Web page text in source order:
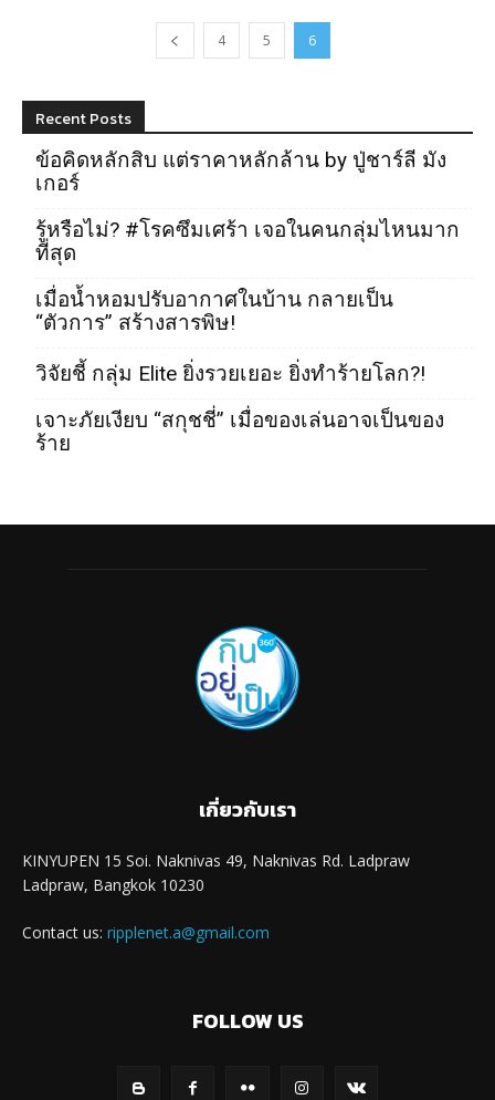
4 5 6
Recent Posts
ข้อคิดหลักสิบ แต่ราคาหลักล้าน by ปู่ชาร์ลี มัง
เกอร์
รู้หรือไม่? #โรคซึมเศร้า เจอในคนกลุ่มไหนมาก
ที่สุด
เมื่อน้ำหอมปรับอากาศในบ้าน กลายเป็น
“ตัวการ” สร้างสารพิษ!
วิจัยชี้ กลุ่ม Elite ยิ่งรวยเยอะ ยิ่งทำร้ายโลก?!
เจาะภัยเงียบ “สกุชชี่” เมื่อของเล่นอาจเป็นของ
ร้าย
เกี่ยวกับเรา
KINYUPEN 15 Soi. Naknivas 49, Naknivas Rd. Ladpraw
Ladpraw, Bangkok 10230
Contact us: ripplenet.a@gmail.com
FOLLOW US